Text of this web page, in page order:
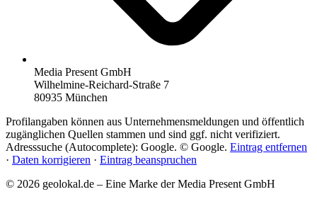
Media Present GmbH
Wilhelmine-Reichard-Straße 7
80935 München
Profilangaben können aus Unternehmensmeldungen und öffentlich
zugänglichen Quellen stammen und sind ggf. nicht verifiziert.
Adresssuche (Autocomplete): Google. © Google. Eintrag entfernen
· Daten korrigieren · Eintrag beanspruchen
© 2026 geolokal.de – Eine Marke der Media Present GmbH